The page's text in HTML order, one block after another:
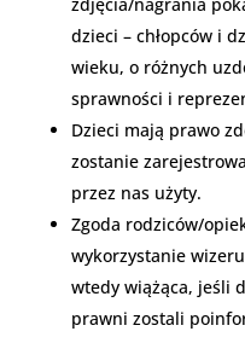
dzieci – chłopców i
wieku, o różnych
sprawności i
Dzieci mają prawo
zostanie
przez nas użyty.
Zgoda rodziców/
wykorzystanie
wtedy wiążąca, jeśli
prawni zostali